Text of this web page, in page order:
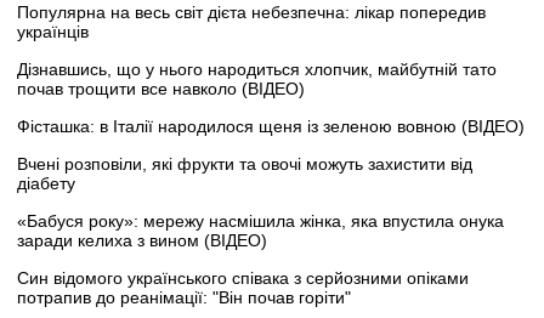
Популярна на весь світ дієта небезпечна: лікар попередив
українців
Дізнавшись, що у нього народиться хлопчик, майбутній тато
почав трощити все навколо (ВІДЕО)
Фісташка: в Італії народилося щеня із зеленою вовною (ВІДЕО)
Вчені розповіли, які фрукти та овочі можуть захистити від
діабету
«Бабуся року»: мережу насмішила жінка, яка впустила онука
заради келиха з вином (ВІДЕО)
Син відомого українського співака з серйозними опіками
потрапив до реанімації: "Він почав горіти"